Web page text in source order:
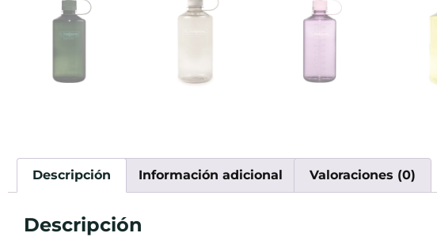
Descripción Información adicional Valoraciones (0)
Descripción